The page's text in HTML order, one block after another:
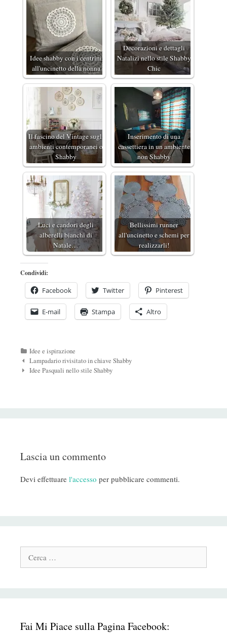
Idee shabby con i centrini
all'uncinetto della nonna
Decorazioni e dettagli
Natalizi nello stile Shabby
Chic
Il fascino del Vintage sugli
ambienti contemporanei o
Shabby
Inserimento di una
cassettiera in un ambiente
non Shabby
Luci e candori degli
alberelli bianchi di
Natale…
Bellissimi runner
all'uncinetto e schemi per
realizzarli!
Condividi:
Facebook Twitter Pinterest
E-mail Stampa Altro
Categorie
Idee e ispirazione
Navigazione
Post
Lampadario rivisitato in chiave Shabby
Idee Pasquali nello stile Shabby
Lascia un commento
Devi effettuare l'accesso per pubblicare commenti.
Cerca:
Fai Mi Piace sulla Pagina Facebook: